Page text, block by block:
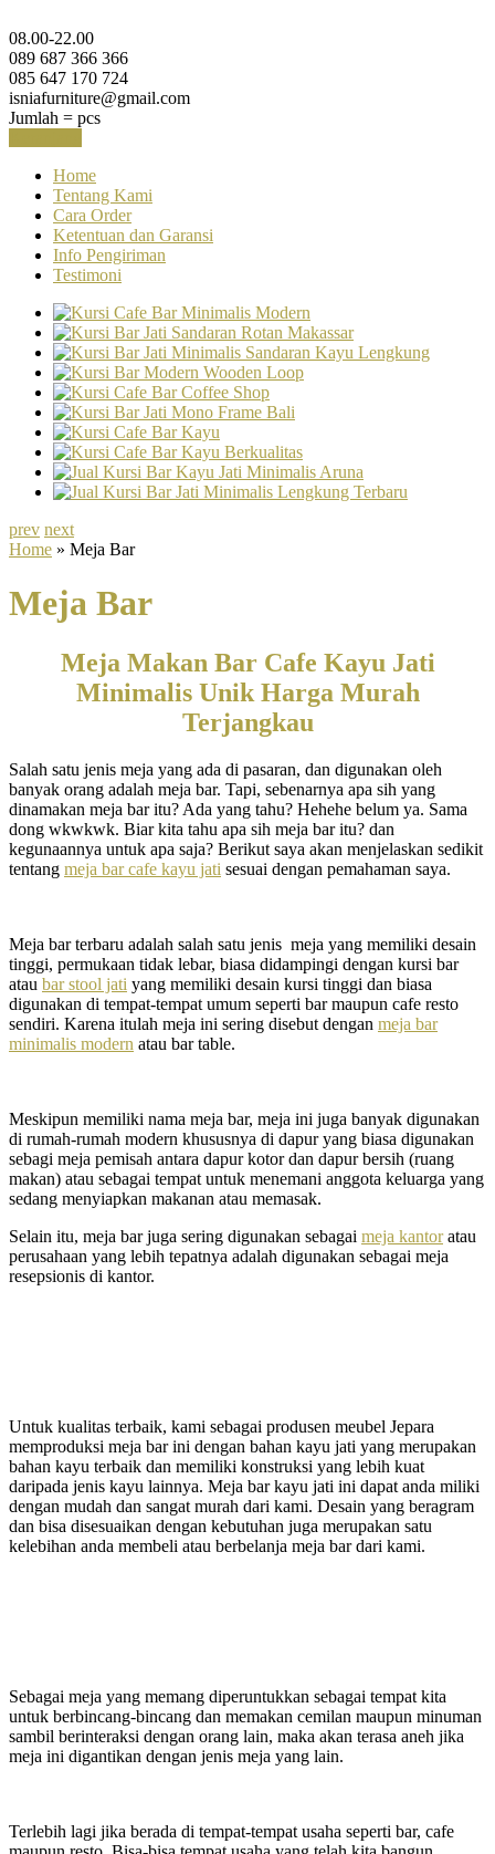
08.00-22.00
089 687 366 366
085 647 170 724
isniafurniture@gmail.com
Jumlah = pcs
Home
Tentang Kami
Cara Order
Ketentuan dan Garansi
Info Pengiriman
Testimoni
prev next
Home » Meja Bar
Meja Bar
Meja Makan Bar Cafe Kayu Jati
Minimalis Unik Harga Murah
Terjangkau
Salah satu jenis meja yang ada di pasaran, dan digunakan oleh
banyak orang adalah meja bar. Tapi, sebenarnya apa sih yang
dinamakan meja bar itu? Ada yang tahu? Hehehe belum ya. Sama
dong wkwkwk. Biar kita tahu apa sih meja bar itu? dan
kegunaannya untuk apa saja? Berikut saya akan menjelaskan sedikit
tentang meja bar cafe kayu jati sesuai dengan pemahaman saya.
Meja bar terbaru adalah salah satu jenis meja yang memiliki desain
tinggi, permukaan tidak lebar, biasa didampingi dengan kursi bar
atau bar stool jati yang memiliki desain kursi tinggi dan biasa
digunakan di tempat-tempat umum seperti bar maupun cafe resto
sendiri. Karena itulah meja ini sering disebut dengan meja bar
minimalis modern atau bar table.
Meskipun memiliki nama meja bar, meja ini juga banyak digunakan
di rumah-rumah modern khususnya di dapur yang biasa digunakan
sebagi meja pemisah antara dapur kotor dan dapur bersih (ruang
makan) atau sebagai tempat untuk menemani anggota keluarga yang
sedang menyiapkan makanan atau memasak.
Selain itu, meja bar juga sering digunakan sebagai meja kantoratau
perusahaan yang lebih tepatnya adalah digunakan sebagai meja
resepsionis di kantor.
Untuk kualitas terbaik, kami sebagai produsen meubel Jepara
memproduksi meja bar ini dengan bahan kayu jati yang merupakan
bahan kayu terbaik dan memiliki konstruksi yang lebih kuat
daripada jenis kayu lainnya. Meja bar kayu jati ini dapat anda miliki
dengan mudah dan sangat murah dari kami. Desain yang beragram
dan bisa disesuaikan dengan kebutuhan juga merupakan satu
kelebihan anda membeli atau berbelanja meja bar dari kami.
Sebagai meja yang memang diperuntukkan sebagai tempat kita
untuk berbincang-bincang dan memakan cemilan maupun minuman
sambil berinteraksi dengan orang lain, maka akan terasa aneh jika
meja ini digantikan dengan jenis meja yang lain.
Terlebih lagi jika berada di tempat-tempat usaha seperti bar, cafe